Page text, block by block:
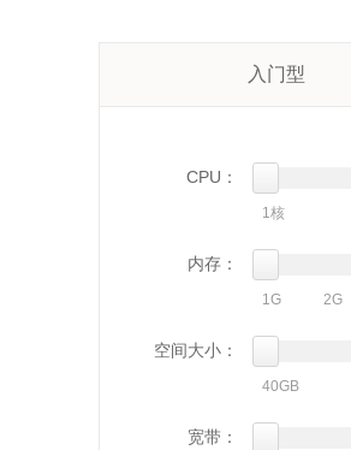
入门型
CPU：
1核
内存：
1G 2G
空间大小：
40GB
宽带：